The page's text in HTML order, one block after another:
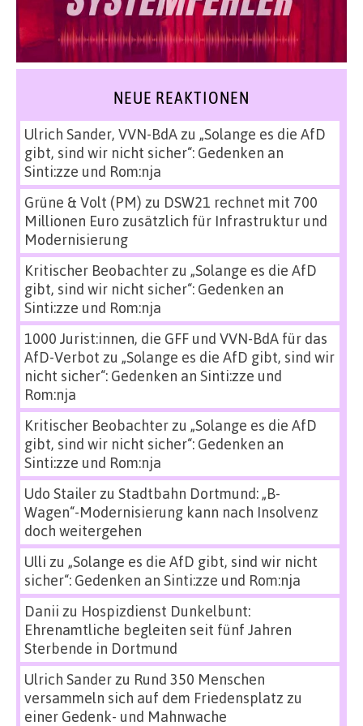
NEUE REAKTIONEN
Ulrich Sander, VVN-BdAzu „Solange es die AfD
gibt, sind wir nicht sicher“: Gedenken an
Sinti:zze und Rom:nja
Grüne & Volt (PM) zu DSW21 rechnet mit 700
Millionen Euro zusätzlich für Infrastruktur und
Modernisierung
Kritischer Beobachterzu „Solange es die AfD
gibt, sind wir nicht sicher“: Gedenken an
Sinti:zze und Rom:nja
1000 Jurist:innen, die GFF und VVN-BdA für das
AfD-Verbot zu „Solange es die AfD gibt, sind wir
nicht sicher“: Gedenken an Sinti:zze und
Rom:nja
Kritischer Beobachterzu „Solange es die AfD
gibt, sind wir nicht sicher“: Gedenken an
Sinti:zze und Rom:nja
Udo Stailerzu Stadtbahn Dortmund: „B-
Wagen“-Modernisierung kann nach Insolvenz
doch weitergehen
Ulli zu „Solange es die AfD gibt, sind wir nicht
sicher“: Gedenken an Sinti:zze und Rom:nja
Danii zu Hospizdienst Dunkelbunt:
Ehrenamtliche begleiten seit fünf Jahren
Sterbende in Dortmund
Ulrich Sanderzu Rund 350 Menschen
versammeln sich auf dem Friedensplatz zu
einer Gedenk- und Mahnwache